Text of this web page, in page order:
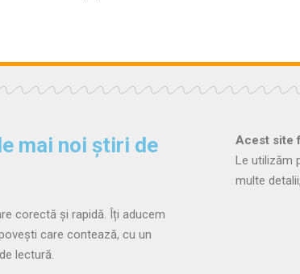
mai noi știri de
corectă și rapidă. Îți aducem
care contează, cu un
lectură.
Acest site
Le utilizăm
multe